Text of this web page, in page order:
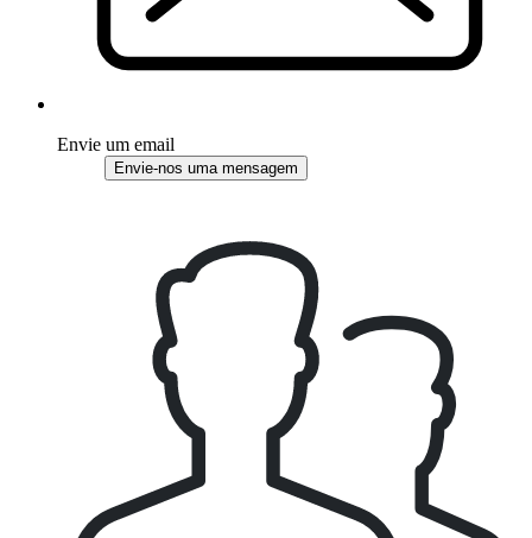
Envie um email
Envie-nos uma mensagem